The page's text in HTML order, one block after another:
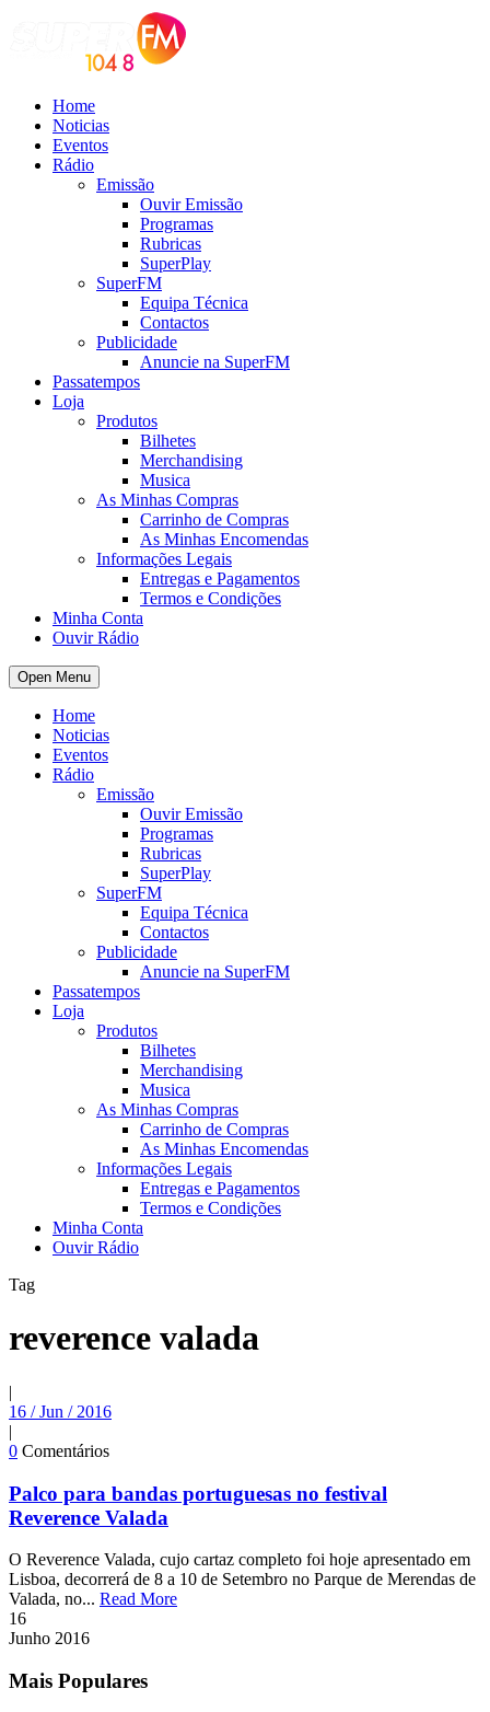
Home
Noticias
Eventos
Rádio
Emissão
Ouvir Emissão
Programas
Rubricas
SuperPlay
SuperFM
Equipa Técnica
Contactos
Publicidade
Anuncie na SuperFM
Passatempos
Loja
Produtos
Bilhetes
Merchandising
Musica
As Minhas Compras
Carrinho de Compras
As Minhas Encomendas
Informações Legais
Entregas e Pagamentos
Termos e Condições
Minha Conta
Ouvir Rádio
Open Menu
Home
Noticias
Eventos
Rádio
Emissão
Ouvir Emissão
Programas
Rubricas
SuperPlay
SuperFM
Equipa Técnica
Contactos
Publicidade
Anuncie na SuperFM
Passatempos
Loja
Produtos
Bilhetes
Merchandising
Musica
As Minhas Compras
Carrinho de Compras
As Minhas Encomendas
Informações Legais
Entregas e Pagamentos
Termos e Condições
Minha Conta
Ouvir Rádio
Tag
reverence valada
|
16 / Jun / 2016
|
0 Comentários
Palco para bandas portuguesas no festival
Reverence Valada
O Reverence Valada, cujo cartaz completo foi hoje apresentado em
Lisboa, decorrerá de 8 a 10 de Setembro no Parque de Merendas de
Valada, no... Read More
16
Junho 2016
Mais Populares